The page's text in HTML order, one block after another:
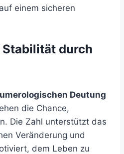
einem sicheren
durch
Deutung
die Chance,
Die Zahl unterstützt das
Veränderung und
dem Leben zu